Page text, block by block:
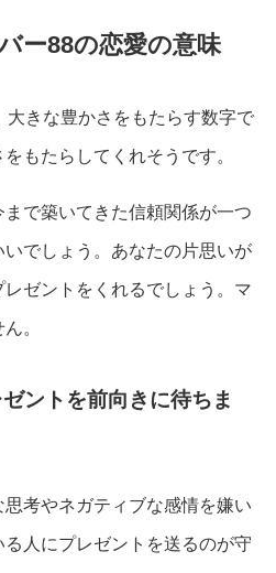
ー88の恋愛の意味
大きな豊かさをもたらす数字で
もたらしてくれそうです。
で築いてきた信頼関係が一つ
でしょう。あなたの片思いが
ゼントをくれるでしょう。マ
。
ントを前向きに待ちま
考やネガティブな感情を嫌い
人にプレゼントを送るのが守